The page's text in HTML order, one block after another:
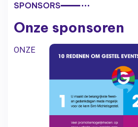
SPONSORS
Onze sponsoren
ONZE